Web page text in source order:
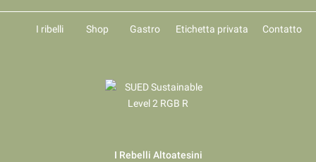
I ribelli Shop Gastro Etichetta privata Contatto
I Rebelli Altoatesini